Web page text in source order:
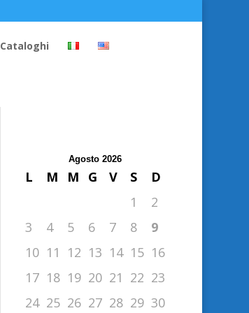
Cataloghi
Agosto 2026
L M M G V S
D
1
2
3
4 5 6 7 8
9
10 11 12 13 14 15 16
17 18 19 20 21 22 23
24 25 26 27 28 29 30